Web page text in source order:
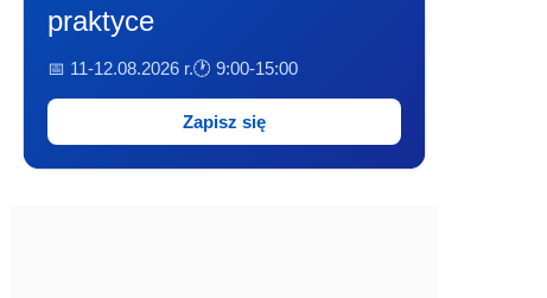
praktyce
📅 11-12.08.2026 r.🕐 9:00-15:00
Zapisz się